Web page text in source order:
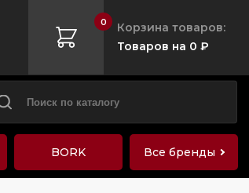
0
Корзина товаров:
Товаров на 0 ₽
BORK Все бренды